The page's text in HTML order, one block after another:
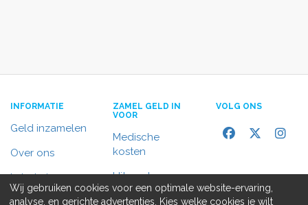
INFORMATIE
Geld inzamelen
Over ons
In het nieuws
Contact
ZAMEL GELD IN
VOOR
Medische
kosten
Uitvaart
Rolstoelbus
VOLG ONS
Wij gebruiken cookies voor een optimale website-ervaring,
analyse, en gerichte advertenties. Kies welke cookies je wilt